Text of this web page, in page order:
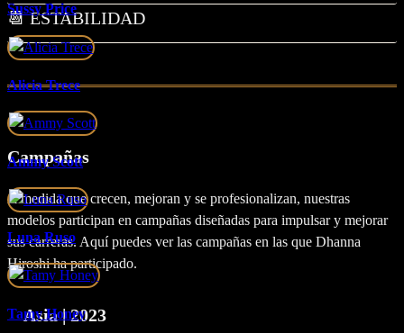
Sussy Price
Alicia Trece
Ammy Scott
Luna Ruso
Tamy Honey
📆 ESTABILIDAD
Campañas
A medida que crecen, mejoran y se profesionalizan, nuestras
modelos participan en campañas diseñadas para impulsar y mejorar
sus carreras. Aquí puedes ver las campañas en las que Dhanna
Hiroshi ha participado.
Asia | 2023